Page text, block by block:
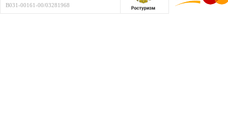
В031-00161-00/03281968